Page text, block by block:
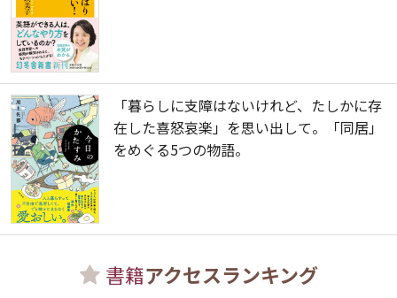
「暮らしに支障はないけれど、たしかに存
在した喜怒哀楽」を思い出して。「同居」
をめぐる5つの物語。
書籍アクセスランキング